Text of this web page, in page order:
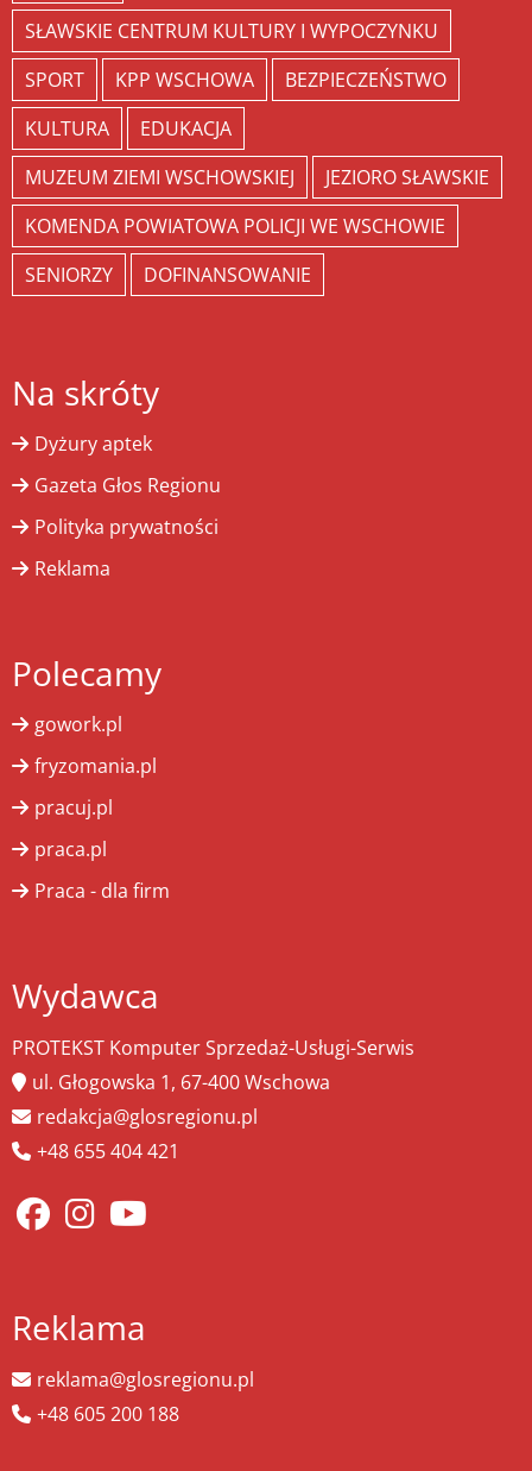
SŁAWSKIE CENTRUM KULTURY I WYPOCZYNKU
SPORT
KPP WSCHOWA
BEZPIECZEŃSTWO
KULTURA
EDUKACJA
MUZEUM ZIEMI WSCHOWSKIEJ
JEZIORO SŁAWSKIE
KOMENDA POWIATOWA POLICJI WE WSCHOWIE
SENIORZY
DOFINANSOWANIE
Na skróty
Dyżury aptek
Gazeta Głos Regionu
Polityka prywatności
Reklama
Polecamy
gowork.pl
fryzomania.pl
pracuj.pl
praca.pl
Praca - dla firm
Wydawca
PROTEKST Komputer Sprzedaż-Usługi-Serwis
ul. Głogowska 1, 67-400 Wschowa
redakcja@glosregionu.pl
+48 655 404 421
Reklama
reklama@glosregionu.pl
+48 605 200 188